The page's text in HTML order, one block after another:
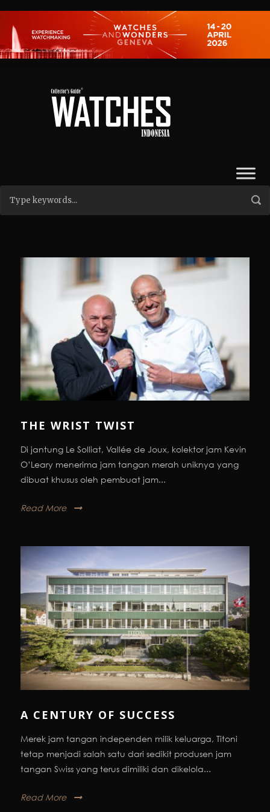
THE WRIST TWIST
Di jantung Le Solliat, Vallée de Joux, kolektor jam Kevin
O’Leary menerima jam tangan merah uniknya yang
dibuat khusus oleh pembuat jam...
Read More
A CENTURY OF SUCCESS
Merek jam tangan independen milik keluarga, Titoni
tetap menjadi salah satu dari sedikit produsen jam
tangan Swiss yang terus dimiliki dan dikelola...
Read More